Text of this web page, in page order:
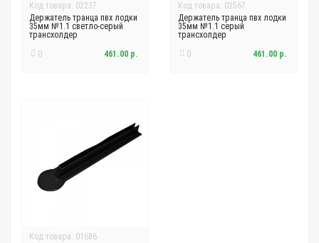
Код товара: 02237
Держатель транца пвх лодки
35мм №1.1 светло-серый
трансхолдер
0
461.00 р.
Код товара: 02567
Держатель транца пвх лодки
35мм №1.1 серый
трансхолдер
0
461.00 р.
Код товара: 01686